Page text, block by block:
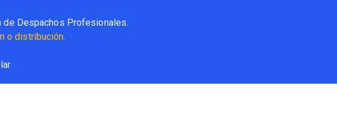
de Despachos Profesionales.
o distribución.